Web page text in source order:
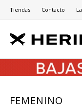
Tiendas Contacto
FEMENINO